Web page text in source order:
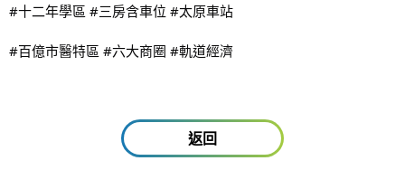
#十二年學區 #三房含車位 #太原車站
#百億市醫特區 #六大商圈 #軌道經濟
返回